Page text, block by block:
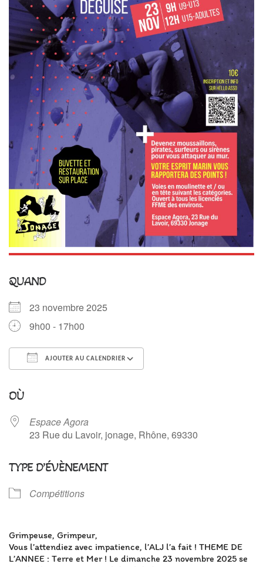
QUAND
23 novembre 2025
9h00 - 17h00
AJOUTER AU CALENDRIER
OÙ
Espace Agora
23 Rue du Lavoir, jonage, Rhône, 69330
TYPE D’ÉVÈNEMENT
Compétitions
Grimpeuse, Grimpeur,
Vous l’attendiez avec impatience, l’ALJ l’a fait ! THEME DE
L’ANNEE : Terre et Mer ! Le dimanche 23 novembre 2025 se